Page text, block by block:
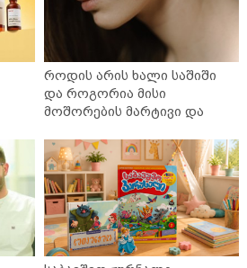
როდის არის ხალი საშიში
და როგორია მისი
მოშორების მარტივი და